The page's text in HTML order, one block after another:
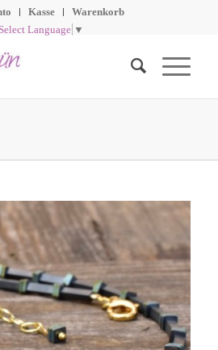
Kasse
Warenkorb
Select Language ▼